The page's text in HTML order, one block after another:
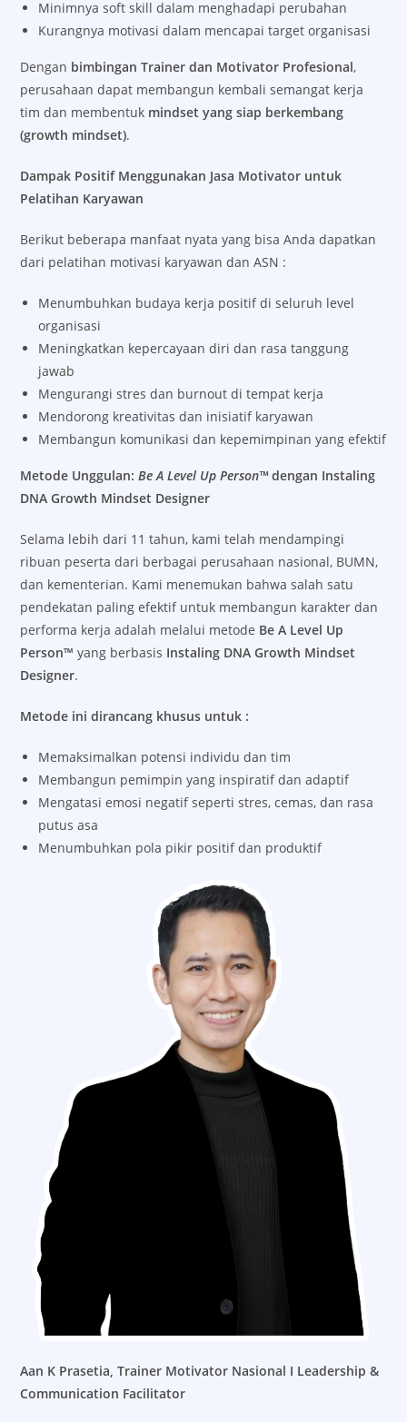
Minimnya soft skill dalam menghadapi perubahan
Kurangnya motivasi dalam mencapai target organisasi
Dengan bimbingan Trainer dan Motivator Profesional,
perusahaan dapat membangun kembali semangat kerja
tim dan membentuk mindset yang siap berkembang
(growth mindset).
Dampak Positif Menggunakan Jasa Motivator untuk
Pelatihan Karyawan
Berikut beberapa manfaat nyata yang bisa Anda dapatkan
dari pelatihan motivasi karyawan dan ASN :
Menumbuhkan budaya kerja positif di seluruh level
organisasi
Meningkatkan kepercayaan diri dan rasa tanggung
jawab
Mengurangi stres dan burnout di tempat kerja
Mendorong kreativitas dan inisiatif karyawan
Membangun komunikasi dan kepemimpinan yang efektif
Metode Unggulan:Be A Level Up Person™ dengan Instaling
DNA Growth Mindset Designer
Selama lebih dari 11 tahun, kami telah mendampingi
ribuan peserta dari berbagai perusahaan nasional, BUMN,
dan kementerian. Kami menemukan bahwa salah satu
pendekatan paling efektif untuk membangun karakter dan
performa kerja adalah melalui metode Be A Level Up
Person™ yang berbasis Instaling DNA Growth Mindset
Designer.
Metode ini dirancang khusus untuk :
Memaksimalkan potensi individu dan tim
Membangun pemimpin yang inspiratif dan adaptif
Mengatasi emosi negatif seperti stres, cemas, dan rasa
putus asa
Menumbuhkan pola pikir positif dan produktif
Aan K Prasetia, Trainer Motivator Nasional I Leadership &
Communication Facilitator